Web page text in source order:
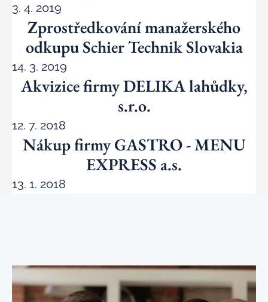
3. 4. 2019
Zprostředkování manažerského
odkupu Schier Technik Slovakia
14. 3. 2019
Akvizice firmy DELIKA lahůdky,
s.r.o.
12. 7. 2018
Nákup firmy GASTRO - MENU
EXPRESS a.s.
13. 1. 2018